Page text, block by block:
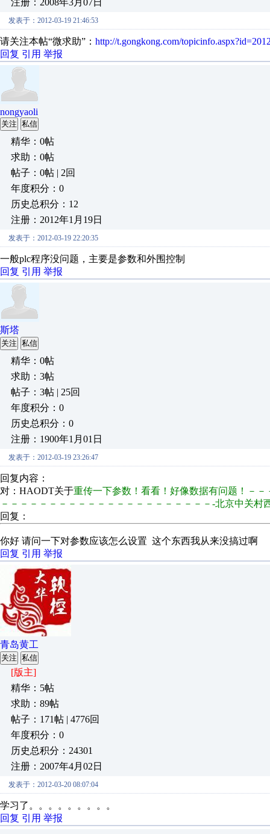
注册：2008年3月07日
发表于：2012-03-19 21:46:53
请关注本帖“微求助”： http://t.gongkong.com/
回复 引用 举报
nongyaoli
关注 私信
精华：0帖
求助：0帖
帖子：0帖 | 2回
年度积分：0
历史总积分：12
注册：2012年1月19日
发表于：2012-03-19 22:20:35
一般plc程序没问题，主要是参数和外围控制
回复 引用 举报
斯塔
关注 私信
精华：0帖
求助：3帖
帖子：3帖 | 25回
年度积分：0
历史总积分：0
注册：1900年1月01日
发表于：2012-03-19 23:26:47
回复内容：
对：HAODT关于重传一下参数！看看！好像数据有问题！－
－－－－－－－－－－－－－－－－－－－－－－-北京中关村
回复：
你好 请问一下对参数应该怎么设置 这个东西我从来没搞过啊
回复 引用 举报
青岛黄工
关注 私信
[版主]
精华：5帖
求助：89帖
帖子：171帖 | 4776回
年度积分：0
历史总积分：24301
注册：2007年4月02日
发表于：2012-03-20 08:07:04
学习了。。。。。。。。。
回复 引用 举报